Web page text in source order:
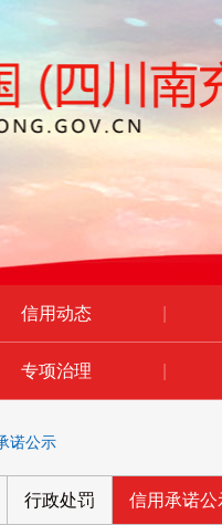
信用动态
专项治理
诺公示
行政处罚 信用承诺公